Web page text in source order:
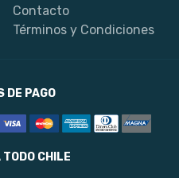
Contacto
Términos y Condiciones
DE PAGO
CHILE